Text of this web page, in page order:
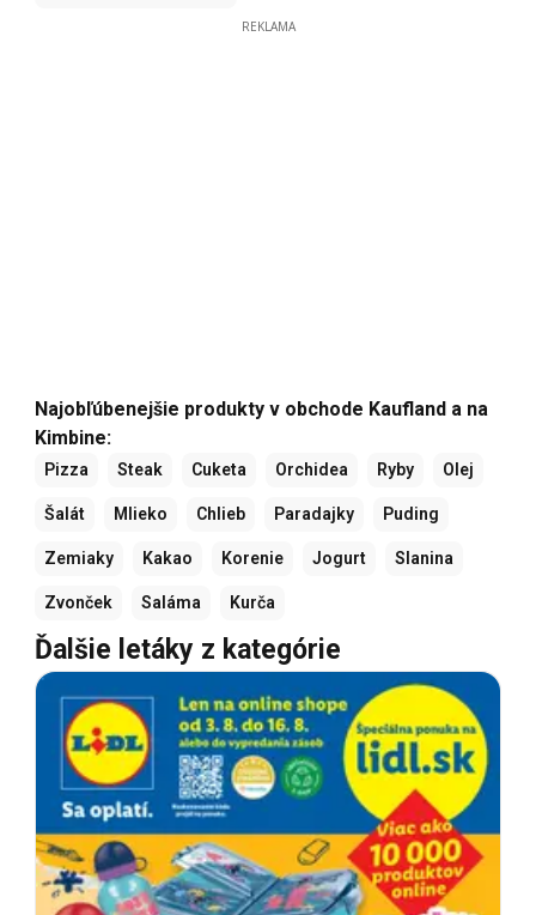
REKLAMA
Najobľúbenejšie produkty v obchode Kaufland a na
Kimbine:
Pizza Steak Cuketa Orchidea Ryby Olej
Šalát Mlieko Chlieb Paradajky Puding
Zemiaky Kakao Korenie Jogurt Slanina
Zvonček Saláma Kurča
Ďalšie letáky z kategórie